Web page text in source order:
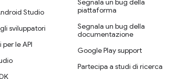
Studio
sviluppatori
le API
Segnala un bug della
piattaforma
Segnala un bug della
documentazione
Google Play support
Partecipa a studi di ricerca